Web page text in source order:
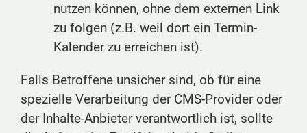
nutzen können, ohne dem externen Link
zu folgen (z.B. weil dort ein Termin-
Kalender zu erreichen ist).
Falls Betroffene unsicher sind, ob für eine
spezielle Verarbeitung der CMS-Provider oder
der Inhalte-Anbieter verantwortlich ist, sollte